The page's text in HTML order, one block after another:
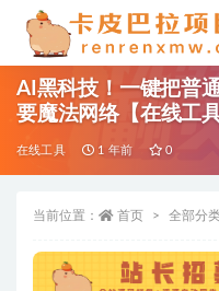
AI黑科技！一键把普
要魔法网络【在线工具
在线工具 1 年前 0
当前位置： 首页 全部分
全部